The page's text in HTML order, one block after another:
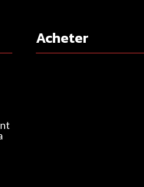
Acheter